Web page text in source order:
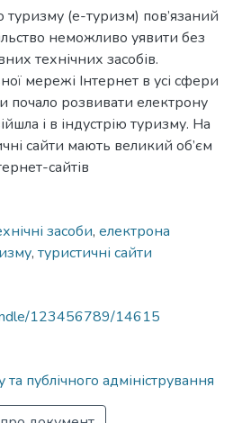
(е-туризм) пов’язаний
неможливо уявити без
технічних засобів.
мережі Інтернет в усі сфери
почало розвивати електрону
і в індустрію туризму. На
сайти мають великий об’єм
сайтів
засоби, електрона
, туристичні сайти
123456789/14615
публічного адміністрування